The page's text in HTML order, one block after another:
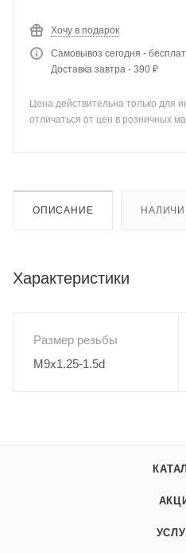
Хочу в подарок
Самовывоз сегодня -
Доставка завтра - 390 ₽
Цена действительна только для
отличаться от цен в розничных
ОПИСАНИЕ
Характеристики
Размер резьбы
M9x1.25-1.5d